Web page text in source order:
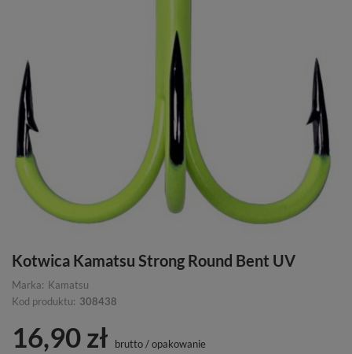
Kotwica Kamatsu Strong Round Bent UV
Marka: Kamatsu
Kod produktu: 308438
16,90 zł brutto/opakowanie